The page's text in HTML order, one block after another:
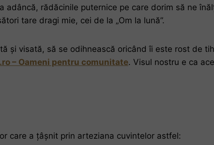
rădăcinile puternice pe care dorim să ne
tare dragi mie, cei de la „Om la lună”.
și visată, să se odihnească oricând îi este rost de
– Oameni pentru comunitate. Visul nostru e ca
care a țâșnit prin arteziana cuvintelor astfel: